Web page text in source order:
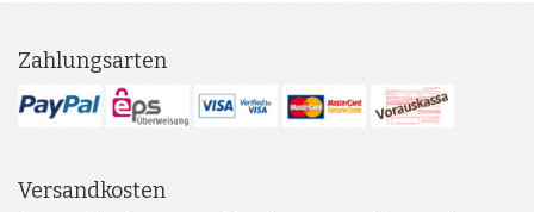
Zahlungsarten
Versandkosten